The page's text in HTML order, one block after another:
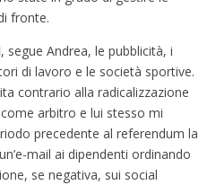
fronte.
, segue Andrea, le pubblicità, i
di lavoro e le società sportive.
contrario alla radicalizzazione
arbitro e lui stesso mi
precedente al referendum la
mail ai dipendenti ordinando
se negativa, sui social